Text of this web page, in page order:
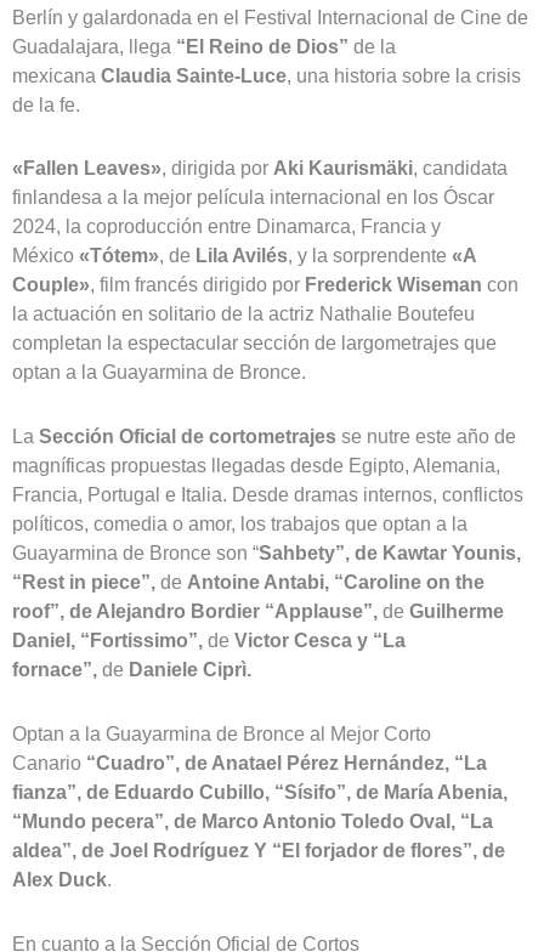
Berlín y galardonada en el Festival Internacional de Cine de
Guadalajara, llega “El Reino de Dios” de la
mexicana Claudia Sainte-Luce, una historia sobre la crisis
de la fe.
«Fallen Leaves», dirigida por Aki Kaurismäki, candidata
finlandesa a la mejor película internacional en los Óscar
2024, la coproducción entre Dinamarca, Francia y
México «Tótem», de Lila Avilés, y la sorprendente «A
Couple», film francés dirigido por Frederick Wiseman con
la actuación en solitario de la actriz Nathalie Boutefeu
completan la espectacular sección de largometrajes que
optan a la Guayarmina de Bronce.
La Sección Oficial de cortometrajes se nutre este año de
magníficas propuestas llegadas desde Egipto, Alemania,
Francia, Portugal e Italia. Desde dramas internos, conflictos
políticos, comedia o amor, los trabajos que optan a la
Guayarmina de Bronce son “Sahbety”, de Kawtar Younis,
“Rest in piece”, de Antoine Antabi, “Caroline on the
roof”, de Alejandro Bordier “Applause”, de Guilherme
Daniel, “Fortissimo”, de Victor Cesca y “La
fornace”, de Daniele Ciprì.
Optan a la Guayarmina de Bronce al Mejor Corto
Canario “Cuadro”, de Anatael Pérez Hernández, “La
fianza”, de Eduardo Cubillo, “Sísifo”, de María Abenia,
“Mundo pecera”, de Marco Antonio Toledo Oval, “La
aldea”, de Joel Rodríguez Y “El forjador de flores”, de
Alex Duck.
En cuanto a la Sección Oficial de Cortos